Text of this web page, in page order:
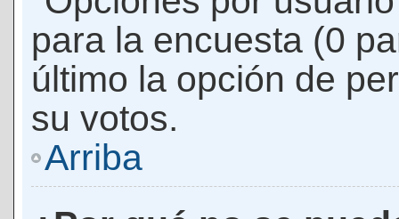
para la encuesta (0
último la opción de
su votos.
Arriba